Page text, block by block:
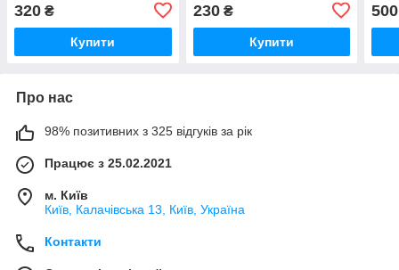
320 ₴
Купити
230₴
Купити
500
Про нас
98% позитивних з 325 відгуків за рік
Працює з 25.02.2021
м. Київ
Київ, Калачівська 13, Київ, Україна
Контакти